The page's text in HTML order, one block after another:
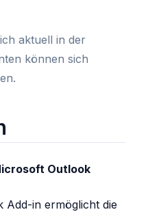
aktuell in der
können sich
Outlook
Add-in ermöglicht die